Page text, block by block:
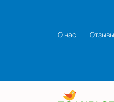
О нас Отзывы